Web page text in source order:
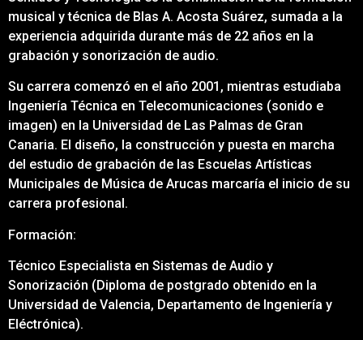
musical y técnica de Blas A. Acosta Suárez, sumada a la
experiencia adquirida durante más de 22 años en la
grabación y sonorización de audio.
Su carrera comenzó en el año 2001, mientras estudiaba
Ingeniería Técnica en Telecomunicaciones (sonido e
imagen) en la Universidad de Las Palmas de Gran
Canaria. El diseño, la construcción y puesta en marcha
del estudio de grabación de las Escuelas Artísticas
Municipales de Música de Arucas marcaría el inicio de su
carrera profesional.
Formación:
Técnico Especialista en Sistemas de Audio y
Sonorización (Diploma de postgrado obtenido en la
Universidad de Valencia, Departamento de Ingeniería y
Eléctrónica).